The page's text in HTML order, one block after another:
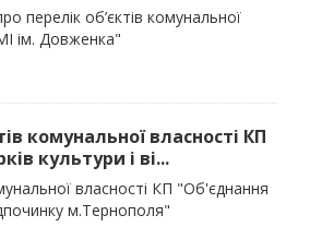
перелік об’єктів комунальної
ім. Довженка"
комунальної власності КП
культури і ві...
власності КП "Об'єднання
м.Тернополя"